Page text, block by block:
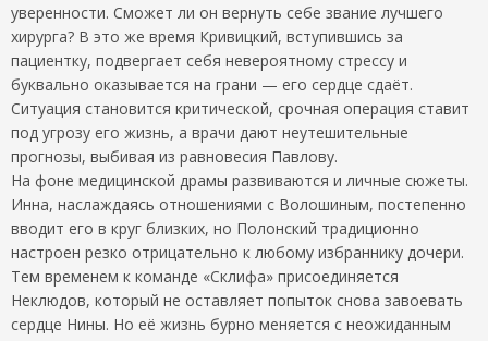
уверенности. Сможет ли он вернуть себе звание лучшего
хирурга? В это же время Кривицкий, вступившись за
пациентку, подвергает себя невероятному стрессу и
буквально оказывается на грани — его сердце сдаёт.
Ситуация становится критической, срочная операция ставит
под угрозу его жизнь, а врачи дают неутешительные
прогнозы, выбивая из равновесия Павлову.
На фоне медицинской драмы развиваются и личные сюжеты.
Инна, наслаждаясь отношениями с Волошиным, постепенно
вводит его в круг близких, но Полонский традиционно
настроен резко отрицательно к любому избраннику дочери.
Тем временем к команде «Склифа» присоединяется
Неклюдов, который не оставляет попыток снова завоевать
сердце Нины. Но её жизнь бурно меняется с неожиданным